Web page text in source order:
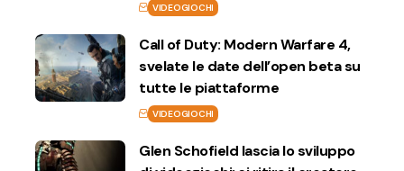
VIDEOGIOCHI
Call of Duty: Modern Warfare 4,
svelate le date dell’open beta su
tutte le piattaforme
VIDEOGIOCHI
Glen Schofield lascia lo sviluppo